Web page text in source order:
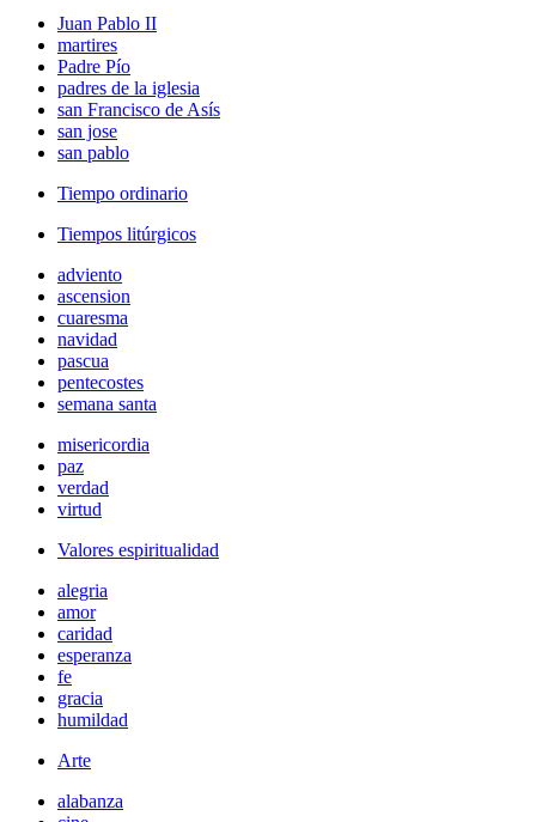
Juan Pablo II
martires
Padre Pío
padres de la iglesia
san Francisco de Asís
san jose
san pablo
Tiempo ordinario
Tiempos litúrgicos
adviento
ascension
cuaresma
navidad
pascua
pentecostes
semana santa
misericordia
paz
verdad
virtud
Valores espiritualidad
alegria
amor
caridad
esperanza
fe
gracia
humildad
Arte
alabanza